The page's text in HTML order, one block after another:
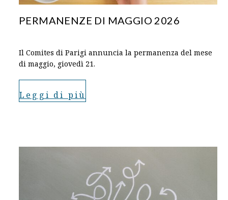
PERMANENZE DI MAGGIO 2026
Il Comites di Parigi annuncia la permanenza del mese
di maggio, giovedì 21.
Leggi di più